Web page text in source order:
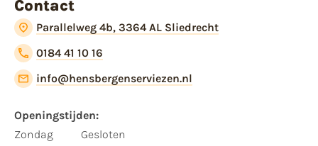
Contact
Parallelweg 4b, 3364 AL Sliedrecht
0184 41 10 16
info@hensbergenserviezen.nl
Openingstijden:
Zondag
Gesloten